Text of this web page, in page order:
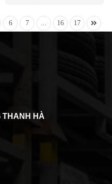
6 7 16 17
THANH HÀ